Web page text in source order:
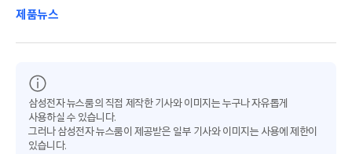
제품뉴스
삼성전자 뉴스룸의 직접 제작한 기사와 이미지는 누구나 자유롭게
사용하실 수 있습니다.
그러나 삼성전자 뉴스룸이 제공받은 일부 기사와 이미지는 사용에 제한이
있습니다.